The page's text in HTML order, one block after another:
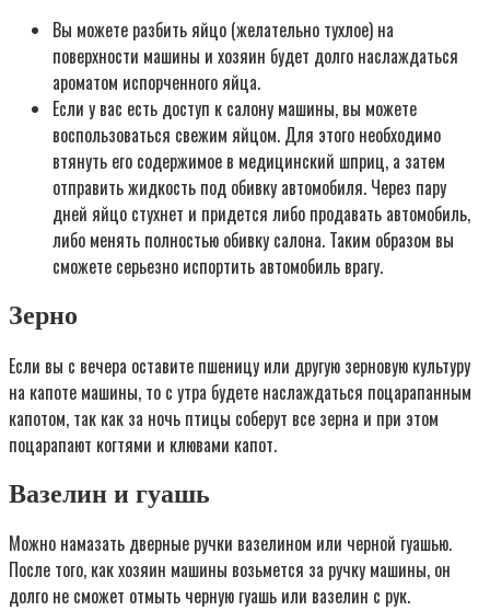
Вы можете разбить яйцо (желательно тухлое) на
поверхности машины и хозяин будет долго наслаждаться
ароматом испорченного яйца.
Если у вас есть доступ к салону машины, вы можете
воспользоваться свежим яйцом. Для этого необходимо
втянуть его содержимое в медицинский шприц, а затем
отправить жидкость под обивку автомобиля. Через пару
дней яйцо стухнет и придется либо продавать автомобиль,
либо менять полностью обивку салона. Таким образом вы
сможете серьезно испортить автомобиль врагу.
Зерно
Если вы с вечера оставите пшеницу или другую зерновую культуру
на капоте машины, то с утра будете наслаждаться поцарапанным
капотом, так как за ночь птицы соберут все зерна и при этом
поцарапают когтями и клювами капот.
Вазелин и гуашь
Можно намазать дверные ручки вазелином или черной гуашью.
После того, как хозяин машины возьмется за ручку машины, он
долго не сможет отмыть черную гуашь или вазелин с рук.